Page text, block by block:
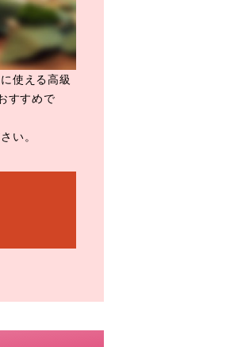
使える高級
すすめで
い。